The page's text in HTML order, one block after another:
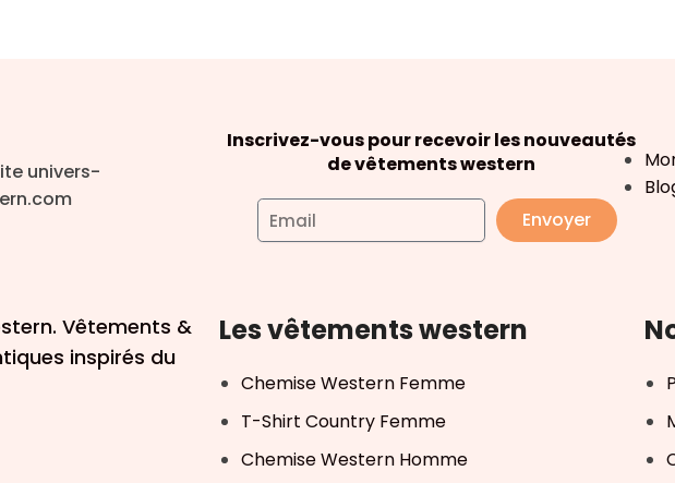
Inscrivez-vous pour recevoir les nouveautés
de vêtements western
Envoyer
Vêtements &
inspirés du
Les vêtements western
Chemise Western Femme
T-Shirt Country Femme
Chemise Western Homme